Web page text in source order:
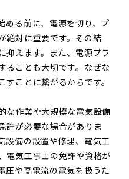
める前に、電源を切り、プ
絶対に重要です。その結
抑えます。また、電源プラ
ることも大切です。なぜな
ことに繋がるからです。
な作業や大規模な電気設備
許が必要な場合がありま
設備の設置や修理、電気工
電気工事士の免許や資格が
圧や高電流の電気を扱うた